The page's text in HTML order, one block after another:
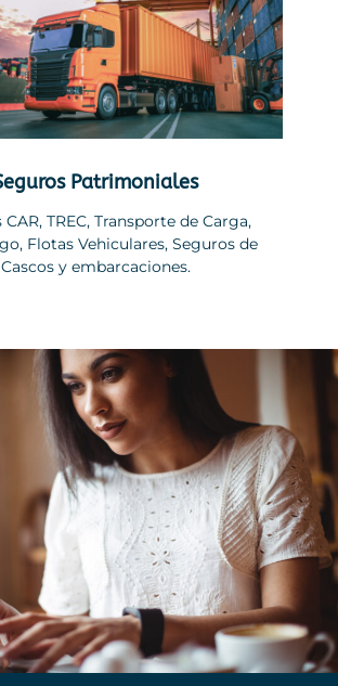
Patrimoniales
TREC, Transporte de Carga,
Flotas Vehiculares, Seguros de
Cascos y embarcaciones.